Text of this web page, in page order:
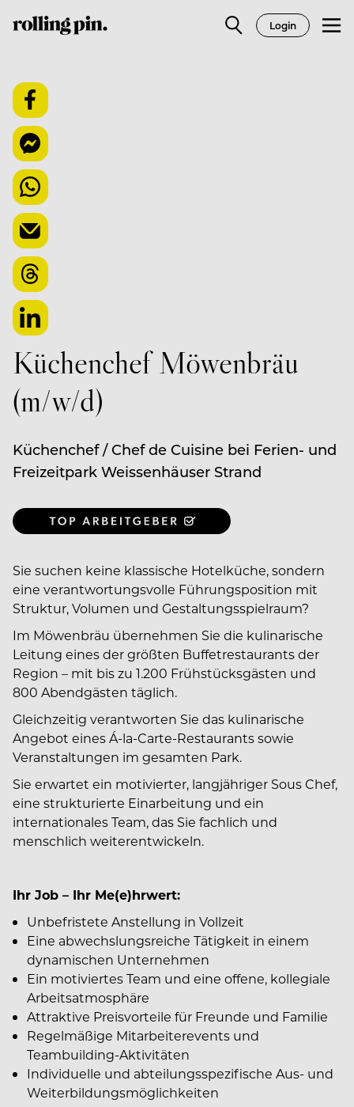
Login
Küchenchef Möwenbräu
(m/w/d)
Küchenchef / Chef de Cuisine bei Ferien- und
Freizeitpark Weissenhäuser Strand
Sie suchen keine klassische Hotelküche, sondern
eine verantwortungsvolle Führungsposition mit
Struktur, Volumen und Gestaltungsspielraum?
Im Möwenbräu übernehmen Sie die kulinarische
Leitung eines der größten Buffetrestaurants der
Region – mit bis zu 1.200 Frühstücksgästen und
800 Abendgästen täglich.
Gleichzeitig verantworten Sie das kulinarische
Angebot eines Á-la-Carte-Restaurants sowie
Veranstaltungen im gesamten Park.
Sie erwartet ein motivierter, langjähriger Sous Chef,
eine strukturierte Einarbeitung und ein
internationales Team, das Sie fachlich und
menschlich weiterentwickeln.
Ihr Job – Ihr Me(e)hrwert:
Unbefristete Anstellung in Vollzeit
Eine abwechslungsreiche Tätigkeit in einem
dynamischen Unternehmen
Ein motiviertes Team und eine offene, kollegiale
Arbeitsatmosphäre
Attraktive Preisvorteile für Freunde und Familie
Regelmäßige Mitarbeiterevents und
Teambuilding-Aktivitäten
Individuelle und abteilungsspezifische Aus- und
Weiterbildungsmöglichkeiten